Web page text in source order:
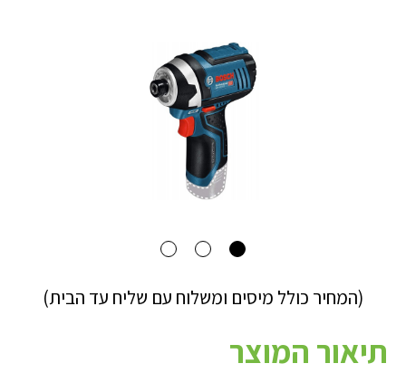
(המחיר כולל מיסים ומשלוח עם שליח עד הבית)
תיאור המוצר